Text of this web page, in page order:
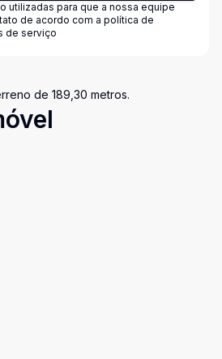
utilizadas para que a nossa equipe
de acordo com a política de
de serviço
de 189,30 metros.